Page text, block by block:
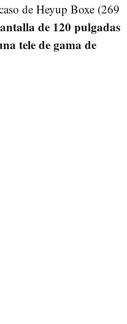
de Heyup Boxe (269
de 120 pulgadas
tele de gama de